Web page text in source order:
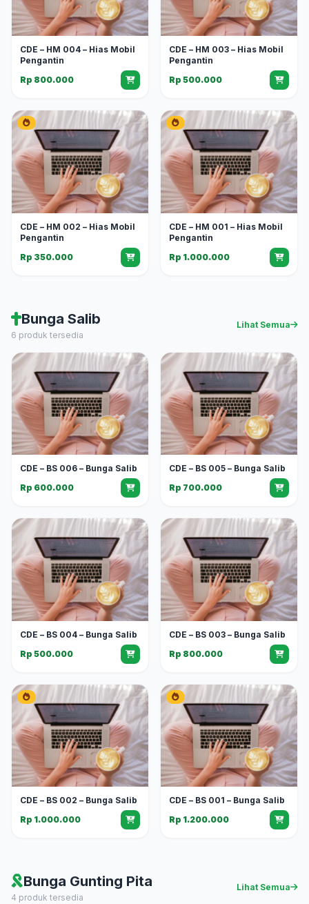
CDE – HM 004 – Hias Mobil
Pengantin
Rp 800.000
CDE – HM 003 – Hias Mobil
Pengantin
Rp 500.000
CDE – HM 002 – Hias Mobil
Pengantin
Rp 350.000
CDE – HM 001 – Hias Mobil
Pengantin
Rp 1.000.000
Bunga Salib
6 produk tersedia
Lihat Semua
CDE – BS 006 – Bunga Salib
Rp 600.000
CDE – BS 005 – Bunga Salib
Rp 700.000
CDE – BS 004 – Bunga Salib
Rp 500.000
CDE – BS 003 – Bunga Salib
Rp 800.000
CDE – BS 002 – Bunga Salib
Rp 1.000.000
CDE – BS 001 – Bunga Salib
Rp 1.200.000
Bunga Gunting Pita
4 produk tersedia
Lihat Semua